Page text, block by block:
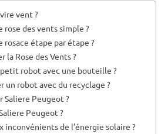
vent ?
des vents simple ?
étape par étape ?
la Rose des Vents ?
robot avec une bouteille ?
un robot avec du recyclage ?
Peugeot ?
Peugeot ?
inconvénients de l’énergie solaire ?